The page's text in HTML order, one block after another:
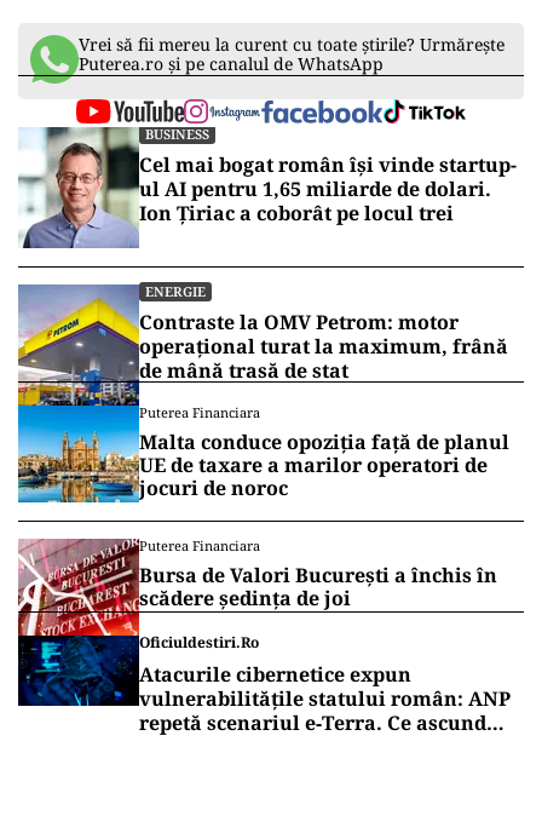
Vrei să fii mereu la curent cu toate știrile? Urmărește
Puterea.ro și pe canalul de WhatsApp
BUSINESS
Cel mai bogat român își vinde startup-
ul AI pentru 1,65 miliarde de dolari.
Ion Țiriac a coborât pe locul trei
ENERGIE
Contraste la OMV Petrom: motor
operațional turat la maximum, frână
de mână trasă de stat
Puterea Financiara
Malta conduce opoziția față de planul
UE de taxare a marilor operatori de
jocuri de noroc
Puterea Financiara
Bursa de Valori București a închis în
scădere ședința de joi
Oficiuldestiri.ro
Atacurile cibernetice expun
vulnerabilitățile statului român: ANP
repetă scenariul e‑Terra. Ce ascund